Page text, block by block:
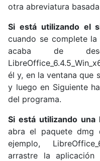
otra abreviatura
Si está utilizando el
cuando se complete
acaba de
él y, en la ventana que
y luego en Siguiente
del programa.
Si está utilizando una
abra el paquete dmg
ejemplo,
arrastre la